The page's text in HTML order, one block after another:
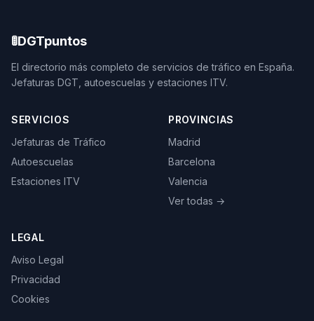
🚦DGTpuntos
El directorio más completo de servicios de tráfico en España.
Jefaturas DGT, autoescuelas y estaciones ITV.
SERVICIOS
Jefaturas de Tráfico
Autoescuelas
Estaciones ITV
PROVINCIAS
Madrid
Barcelona
Valencia
Ver todas →
LEGAL
Aviso Legal
Privacidad
Cookies